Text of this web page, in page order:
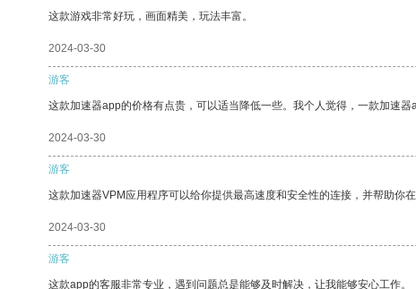
这款游戏非常好玩，画面精美，玩法丰富。
2024-03-30
游客
这款加速器app的价格有点贵，可以适当降低一些。我个人觉得，一款加速器
2024-03-30
游客
这款加速器VPM应用程序可以给你提供最高速度和安全性的连接，并帮助你在
2024-03-30
游客
这款app的客服非常专业，遇到问题总是能够及时解决，让我能够安心工作。